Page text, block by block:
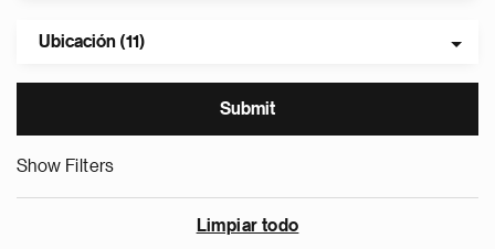
Ubicación (11)
Show Filters
Limpiar todo